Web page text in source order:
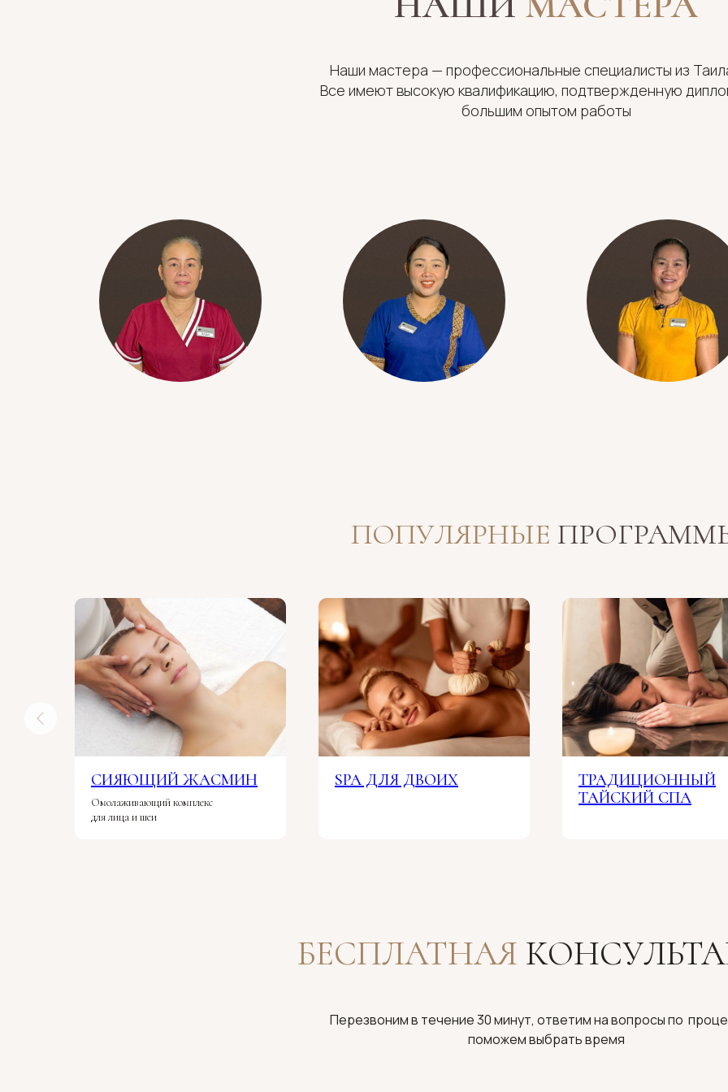
Наши мастера — профессиональные специалисты из
Все имеют высокую квалификацию, подтвержденную
большим опытом работы
ПОПУЛЯРНЫЕ
СИЯЮЩИЙ ЖАСМИН
Омолаживающий комплекс
для лица и шеи
SPA ДЛЯ ДВОИХ
ТРАДИЦИОННЫЙ
ТАЙСКИЙ СПА
БЕСПЛАТНАЯ
Перезвоним в течение 30 минут, ответим на вопросы по
поможем выбрать время